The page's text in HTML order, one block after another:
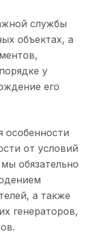
службы
объектах, а
у
его
особенности
от условий
обязательно
а также
генераторов,